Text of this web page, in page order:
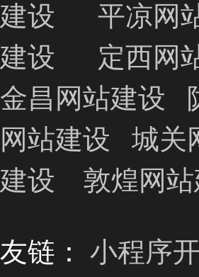
建设
平凉网
建设
定西网
金昌网站建设
网站建设
城关
建设
敦煌网
友链： 小程序